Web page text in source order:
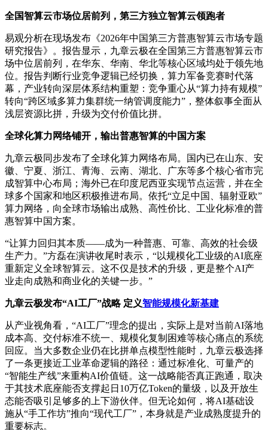
全国智算云市场位居前列，第三方独立智算云领跑者
易观分析在现场发布《2026年中国第三方普惠智算云市场专题
研究报告》。报告显示，九章云极在全国第三方普惠智算云市
场中位居前列，在华东、华南、华北等核心区域均处于领先地
位。报告判断行业竞争逻辑已经切换，算力军备竞赛时代落
幕，产业转向深层体系结构重塑：竞争重心从“算力持有规模”
转向“跨区域多算力集群统一纳管调度能力”，整体叙事全面从
浅层资源比拼，升级为交付价值比拼。
全球化算力网络铺开，输出普惠智算的中国方案
九章云极同步发布了全球化算力网络布局。国内已在山东、安
徽、宁夏、浙江、青海、云南、湖北、广东等多个核心省市完
成智算中心布局；海外已在印度尼西亚实现节点运营，并在全
球多个国家和地区积极推进布局。依托“立足中国、辐射亚欧”
算力网络，向全球市场输出成熟、高性价比、工业化标准的普
惠智算中国方案。
“让算力回归其本质——成为一种普惠、可靠、高效的社会级
生产力。”方磊在演讲收尾时表示，“以规模化工业级的AI底座
重新定义全球智算云。这不仅是技术的升级，更是整个AI产
业走向成熟和商业化的关键一步。”
九章云极发布“AI工厂”战略 定义智能规模化新基建
从产业视角看，“AI工厂”理念的提出，实际上是对当前AI落地
成本高、交付标准不统一、规模化复制困难等核心痛点的系统
回应。当大多数企业仍在比拼单点模型性能时，九章云极选择
了一条更接近工业革命逻辑的路径：通过标准化、可量产的
“智能生产线”来重构AI价值链。这一战略能否真正跑通，取决
于其技术底座能否支撑起日10万亿Token的量级，以及开放生
态能否吸引足够多的上下游伙伴。但无论如何，将AI基础设
施从“手工作坊”推向“现代工厂”，本身就是产业成熟度提升的
重要标志。